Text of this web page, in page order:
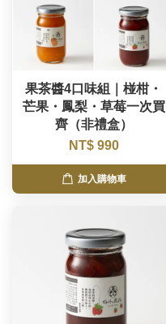
果茶醬4口味組｜椪柑・
芒果・鳳梨・草莓一次買
齊（非禮盒）
NT$ 990
加入購物車